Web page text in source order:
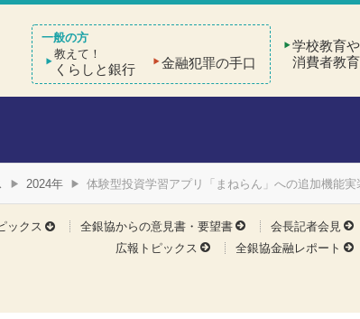
教えて！
くらしと銀行 金融犯罪の手口
学校教育や
消費者教
2024年 体験型投資学習アプリ「まねらん」への追加機能実
ックス 全銀協からの意見書・要望書
会長記者会見
広報トピックス
全銀協金融レポート